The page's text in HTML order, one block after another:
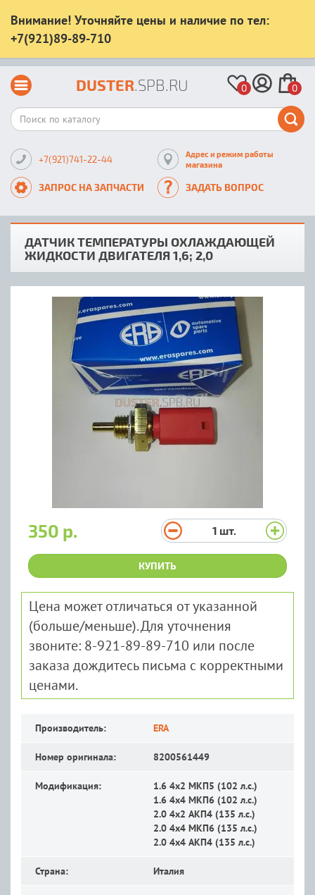
Внимание! Уточняйте цены и наличие по тел:
+7(921)89-89-710
DUSTER.SPB.RU 0 0
+7(921)741-22-44
Адрес и режим работы
магазина
ЗАПРОС НА ЗАПЧАСТИ ЗАДАТЬ ВОПРОС
ДАТЧИК ТЕМПЕРАТУРЫ ОХЛАЖДАЮЩЕЙ
ЖИДКОСТИ ДВИГАТЕЛЯ 1,6; 2,0
350 р. 1 шт.
КУПИТЬ
Цена может отличаться от указанной
(больше/меньше). Для уточнения
звоните: 8-921-89-89-710 или после
заказа дождитесь письма с корректными
ценами.
Производитель: ERA
Номер оригинала: 8200561449
Модификация:
1.6 4x2 MКП5 (102 л.с.)
1.6 4x4 MКП6 (102 л.с.)
2.0 4x2 АКП4 (135 л.с.)
2.0 4x4 MКП6 (135 л.с.)
2.0 4x4 АКП4 (135 л.с.)
Страна: Италия